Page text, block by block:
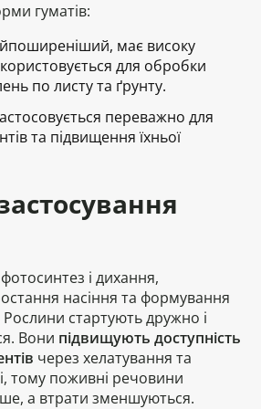
гуматів:
має високу
для обробки
по листу та ґрунту.
переважно для
та підвищення їхньої
і дихання,
насіння та формування
стартують дружно і
Вони підвищують доступність
через хелатування та
тому поживні речовини
а втрати зменшуються.